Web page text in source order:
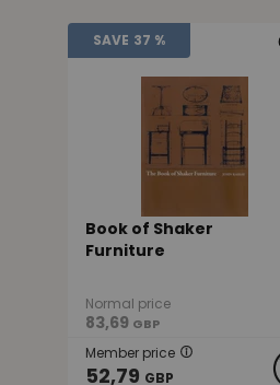
SAVE 37 %
Book of Shaker
Furniture
Normal price
83,69 GBP
Member price
52,79 GBP